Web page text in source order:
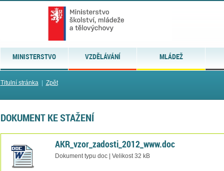
MINISTERSTVO VZDĚLÁVÁNÍ MLÁDEŽ
Titulní stránka| Zpět
DOKUMENT KE STAŽENÍ
AKR_vzor_zadosti_2012_www.doc
Dokument typu doc | Velikost 32 kB